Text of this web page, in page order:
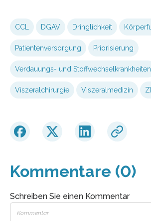
CCL DGAV Dringlichkeit
Patientenversorgung Priorisierung
Verdauungs- und Stoffwechselkrankheiten
Viszeralchirurgie Viszeralmedizin
Kommentare (0)
Schreiben Sie einen Kommentar